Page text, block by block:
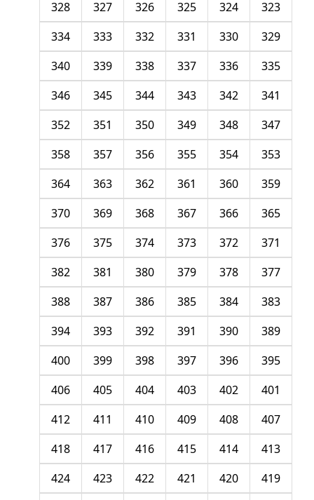
323
324
325
326
327
328
329
330
331
332
333
334
335
336
337
338
339
340
341
342
343
344
345
346
347
348
349
350
351
352
353
354
355
356
357
358
359
360
361
362
363
364
365
366
367
368
369
370
371
372
373
374
375
376
377
378
379
380
381
382
383
384
385
386
387
388
389
390
391
392
393
394
395
396
397
398
399
400
401
402
403
404
405
406
407
408
409
410
411
412
413
414
415
416
417
418
419
420
421
422
423
424